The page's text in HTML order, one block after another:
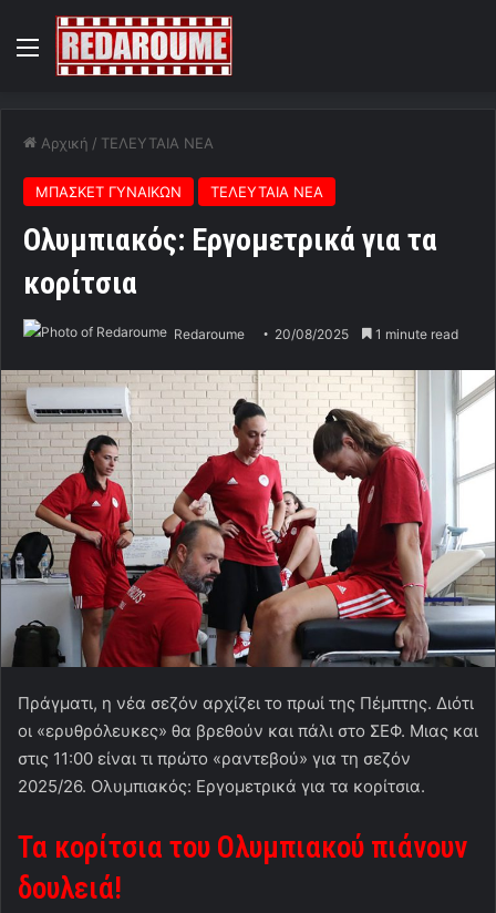
Menu
Αρχική / ΤΕΛΕΥΤΑΙΑ ΝΕΑ
ΜΠΑΣΚΕΤ ΓΥΝΑΙΚΩΝ ΤΕΛΕΥΤΑΙΑ ΝΕΑ
Ολυμπιακός: Εργομετρικά για τα
κορίτσια
Redaroume 20/08/2025 1 minute read
Πράγματι, η νέα σεζόν αρχίζει το πρωί της Πέμπτης. Διότι
οι «ερυθρόλευκες» θα βρεθούν και πάλι στο ΣΕΦ. Μιας και
στις 11:00 είναι τι πρώτο «ραντεβού» για τη σεζόν
2025/26. Ολυμπιακός: Εργομετρικά για τα κορίτσια.
Τα κορίτσια του Ολυμπιακού πιάνουν
δουλειά!